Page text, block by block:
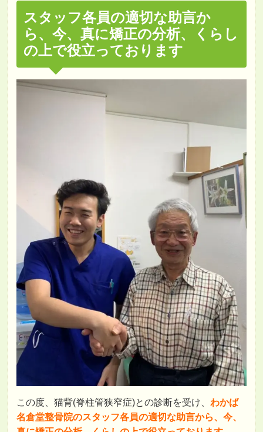
スタッフ各員の適切な助言か
ら、今、真に矯正の分析、くらし
の上で役立っております
この度、猫背(脊柱管狭窄症)との診断を受け、わかば
名倉堂整骨院のスタッフ各員の適切な助言から、今、